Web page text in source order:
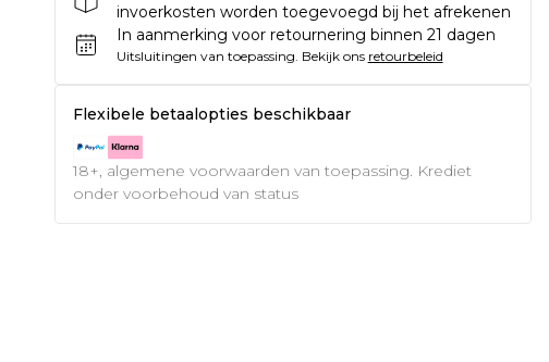
invoerkosten worden toegevoegd bij het afrekenen
In aanmerking voor retournering binnen 21 dagen
Uitsluitingen van toepassing. Bekijk ons retourbeleid
Flexibele betaalopties beschikbaar
18+, algemene voorwaarden van toepassing. Krediet
onder voorbehoud van status